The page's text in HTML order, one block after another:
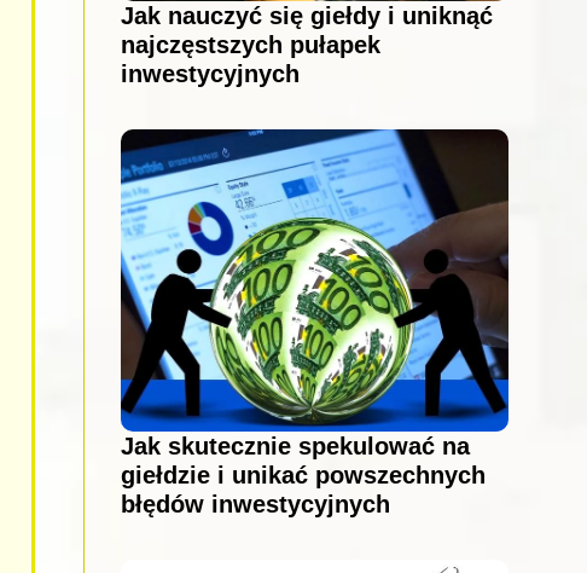
Jak nauczyć się giełdy i uniknąć
najczęstszych pułapek
inwestycyjnych
Jak skutecznie spekulować na
giełdzie i unikać powszechnych
błędów inwestycyjnych